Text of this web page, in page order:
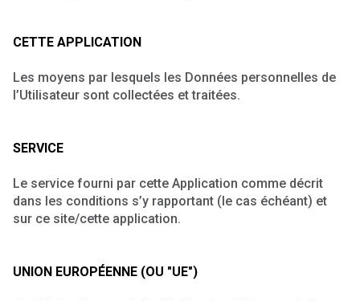
CETTE APPLICATION
Les moyens par lesquels les Données personnelles de
l’Utilisateur sont collectées et traitées.
SERVICE
Le service fourni par cette Application comme décrit
dans les conditions s’y rapportant (le cas échéant) et
sur ce site/cette application.
UNION EUROPÉENNE (OU "UE")